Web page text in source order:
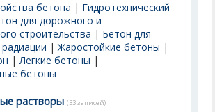
бетона | Гидротехнический
для дорожного и
строительства | Бетон для
|Жаростойкие бетоны |
|Легкие бетоны |
бетоны
растворы (33 записей)